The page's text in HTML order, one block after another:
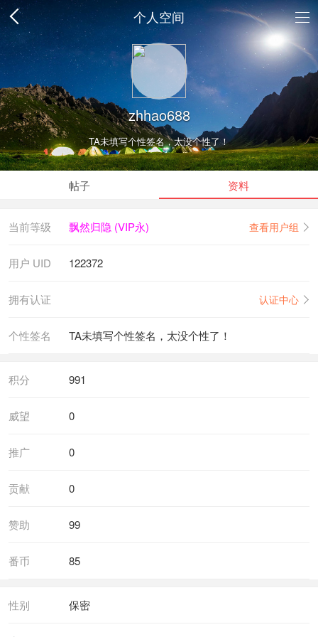
个人空间
zhhao688
TA未填写个性签名，太没个性了！
帖子 资料
当前等级 飘然归隐 (VIP永) 查看用户组
用户 UID 122372
拥有认证 认证中心
个性签名 TA未填写个性签名，太没个性了！
积分 991
威望 0
推广 0
贡献 0
赞助 99
番币 85
性别 保密